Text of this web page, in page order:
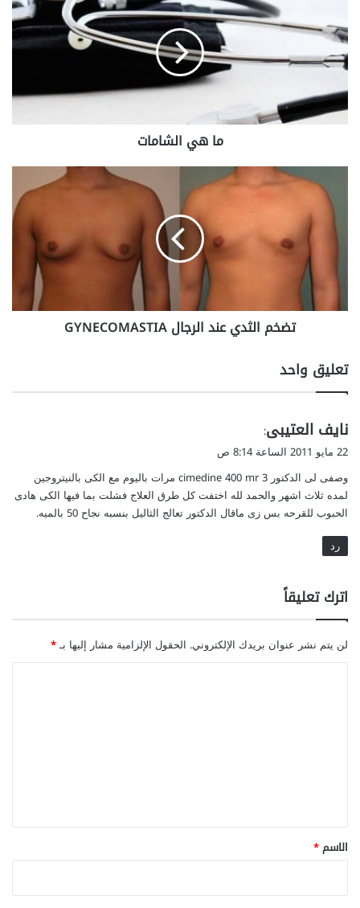
ه
ي
ا
ل
ش
ا
م
ما هي الشامات
ي
د
ا
ل
ج
ا
ل
G
Y
N
O
A
S
I
A
تضخم الثدي عند الرجال GYNECOMASTIA
تعليق واحد
ي
ق
ل
نايف العتيبى:
22 مايو 2011 الساعة 8:14 ص
وصفى لى الدكتور cimedine 400 mr 3 مرات باليوم مع الكى بالنيتروجين
لمده ثلاث اشهر والحمد لله اختفت كل طرق العلاج فشلت بما فيها الكى هادى
الحبوب للقرحه بس زى ماقال الدكتور تعالج الثاليل بنسبه نجاح 50 بالميه.
رد
اترك تعليقاً
لن يتم نشر عنوان بريدك الإلكتروني. الحقول الإلزامية مشار إليها بـ*
*
الاسم*